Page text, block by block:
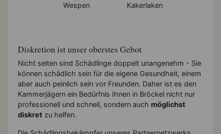
Wespen Kakerlaken
Diskretion ist unser oberstes Gebot
Nicht selten sind Schädlinge doppelt unangenehm - Sie
können schädlich sein für die eigene Gesundheit, einem
aber auch peinlich sein vor Freunden. Daher ist es den
Kammerjägern ein Bedürfnis Ihnen in Bröckel nicht nur
professionell und schnell, sondern auch möglichst
diskret zu helfen.